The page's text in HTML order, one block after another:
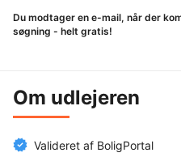
Du modtager en e-mail, når der
søgning - helt gratis!
Om udlejeren
Valideret af BoligPortal